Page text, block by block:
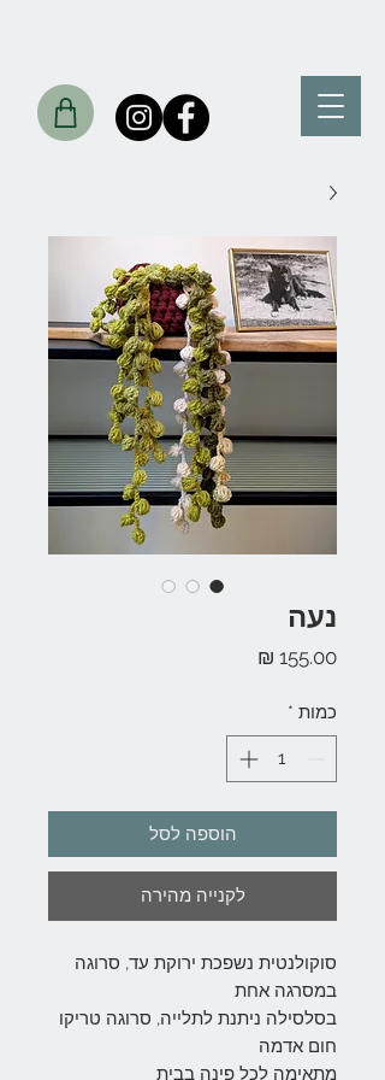
נעה
כמות *
הוספה לסל
לקנייה מהירה
סוקולנטית נשפכת ירוקת עד, סרוגה
במסרגה אחת
בסלסילה ניתנת לתלייה, סרוגה טריקו
חום אדמה
מתאימה לכל פינה בבית